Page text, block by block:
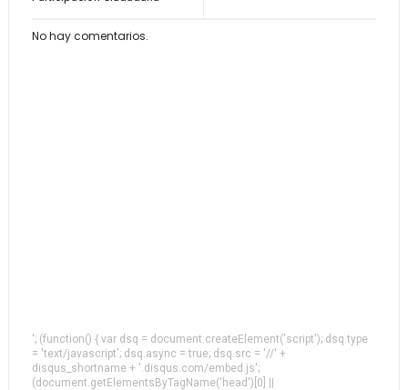
No hay comentarios.
'; (function() { var dsq = document.createElement('script'); dsq.type
= 'text/javascript'; dsq.async = true; dsq.src = '//' +
disqus_shortname + '.disqus.com/embed.js';
(document.getElementsByTagName('head')[0] ||